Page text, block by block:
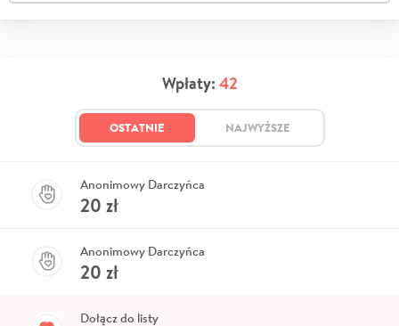
Wpłaty: 42
OSTATNIE NAJWYŻSZE
Anonimowy Darczyńca
20 zł
Anonimowy Darczyńca
20 zł
Dołącz do listy